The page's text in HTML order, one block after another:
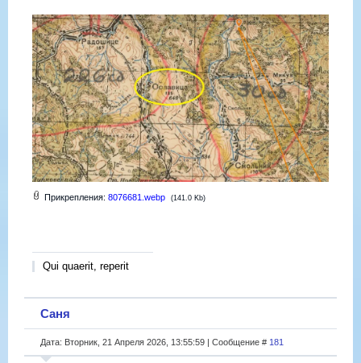
Прикрепления: 8076681.webp (141.0 Kb)
Qui quaerit, reperit
Саня
Дата: Вторник, 21 Апреля 2026, 13:55:59 | Сообщение # 181